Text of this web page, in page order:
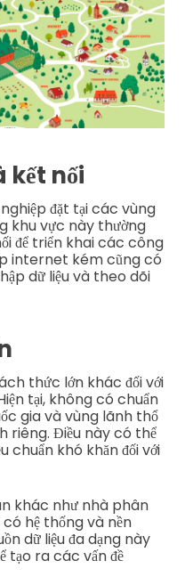
kết nối
đặt tại các vùng
khu vực này thường
để triển khai các công
internet kém cũng có
dữ liệu và theo dõi
thức lớn khác đối với
tại, không có chuẩn
gia và vùng lãnh thổ
riêng. Điều này có thể
chuẩn khó khăn đối với
khác như nhà phân
hệ thống và nền
dữ liệu đa dạng này
tạo ra các vấn đề